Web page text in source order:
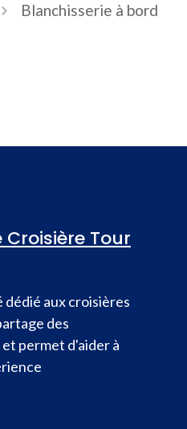
Blanchisserie à bord
Tour
dédié aux croisières
des
permet d'aider à